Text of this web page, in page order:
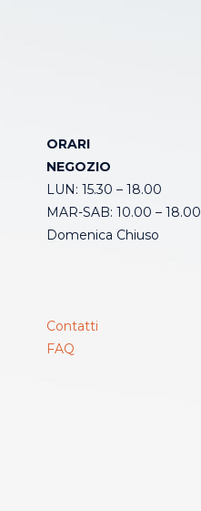
ORARI
NEGOZIO
LUN: 15.30 – 18.00
MAR-SAB: 10.00 – 18.00
Domenica Chiuso
Contatti
FAQ